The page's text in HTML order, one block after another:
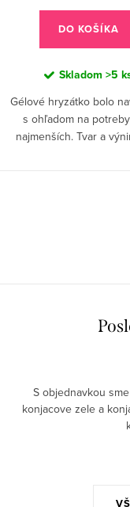
DO KOŠÍKA
Skladom >5
Gélové hryzátko bolo
s ohľadom na
najmenších. Tvar a
ručičkami. Hryzenie
S objednavkou
konjacove zele a